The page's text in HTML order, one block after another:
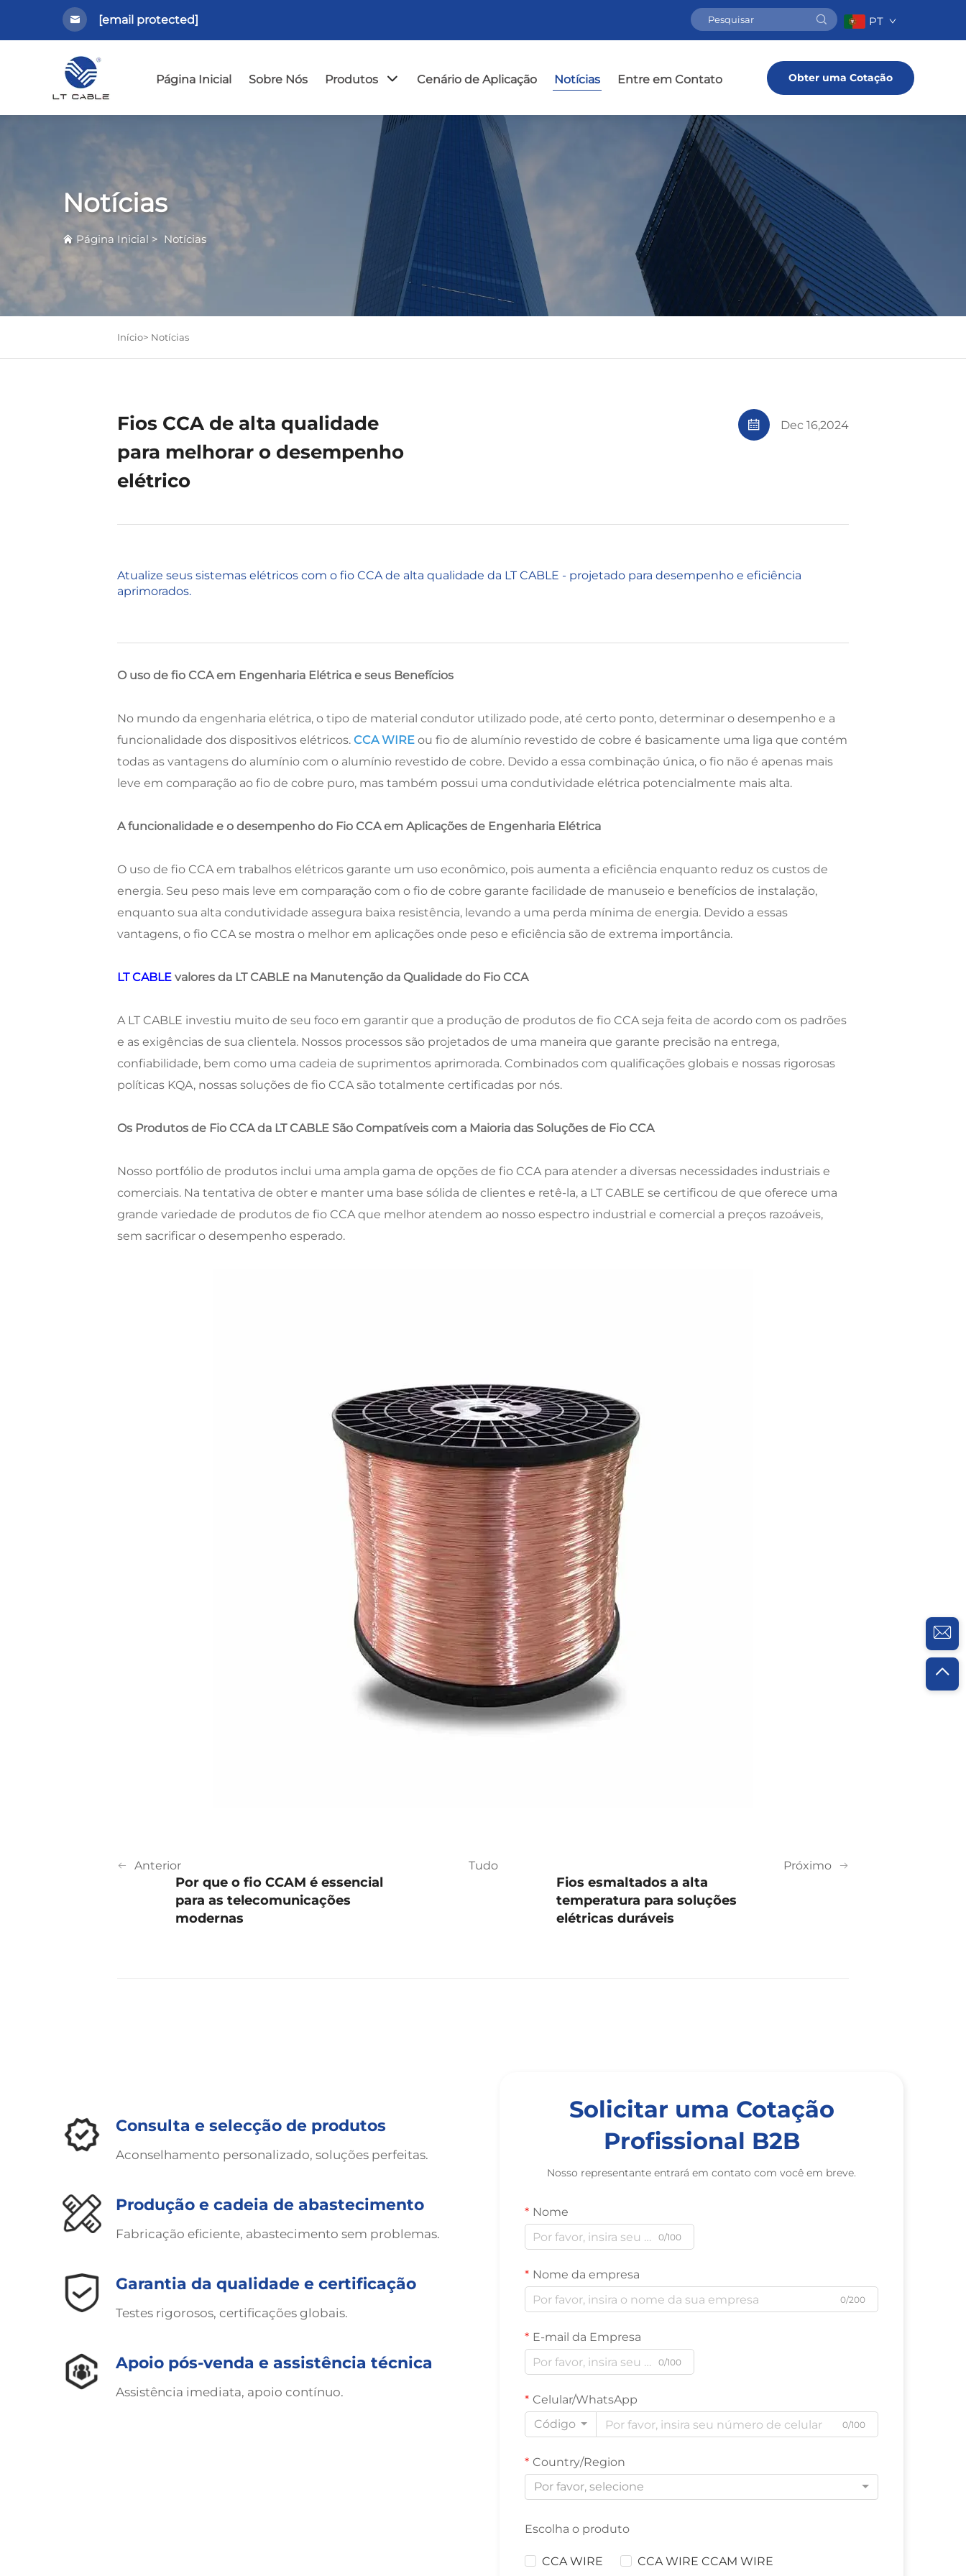
[email protected] PT
Página Inicial Sobre Nós Produtos Cenário de Aplicação Notícias Entre em Contato Obter uma Cotação
Notícias
Página Inicial > Notícias
Início> Notícias
Fios CCA de alta qualidade
para melhorar o desempenho
elétrico
Dec 16,2024
Atualize seus sistemas elétricos com o fio CCA de alta qualidade da LT CABLE - projetado para desempenho e eficiência
aprimorados.
O uso de fio CCA em Engenharia Elétrica e seus Benefícios
No mundo da engenharia elétrica, o tipo de material condutor utilizado pode, até certo ponto, determinar o desempenho e a
funcionalidade dos dispositivos elétricos. CCA WIRE ou fio de alumínio revestido de cobre é basicamente uma liga que contém
todas as vantagens do alumínio com o alumínio revestido de cobre. Devido a essa combinação única, o fio não é apenas mais
leve em comparação ao fio de cobre puro, mas também possui uma condutividade elétrica potencialmente mais alta.
A funcionalidade e o desempenho do Fio CCA em Aplicações de Engenharia Elétrica
O uso de fio CCA em trabalhos elétricos garante um uso econômico, pois aumenta a eficiência enquanto reduz os custos de
energia. Seu peso mais leve em comparação com o fio de cobre garante facilidade de manuseio e benefícios de instalação,
enquanto sua alta condutividade assegura baixa resistência, levando a uma perda mínima de energia. Devido a essas
vantagens, o fio CCA se mostra o melhor em aplicações onde peso e eficiência são de extrema importância.
LT CABLE valores da LT CABLE na Manutenção da Qualidade do Fio CCA
A LT CABLE investiu muito de seu foco em garantir que a produção de produtos de fio CCA seja feita de acordo com os padrões
e as exigências de sua clientela. Nossos processos são projetados de uma maneira que garante precisão na entrega,
confiabilidade, bem como uma cadeia de suprimentos aprimorada. Combinados com qualificações globais e nossas rigorosas
políticas KQA, nossas soluções de fio CCA são totalmente certificadas por nós.
Os Produtos de Fio CCA da LT CABLE São Compatíveis com a Maioria das Soluções de Fio CCA
Nosso portfólio de produtos inclui uma ampla gama de opções de fio CCA para atender a diversas necessidades industriais e
comerciais. Na tentativa de obter e manter uma base sólida de clientes e retê-la, a LT CABLE se certificou de que oferece uma
grande variedade de produtos de fio CCA que melhor atendem ao nosso espectro industrial e comercial a preços razoáveis,
sem sacrificar o desempenho esperado.
Anterior
Por que o fio CCAM é essencial
para as telecomunicações
modernas
Tudo Próximo
Fios esmaltados a alta
temperatura para soluções
elétricas duráveis
Consulta e selecção de produtos
Aconselhamento personalizado, soluções perfeitas.
Produção e cadeia de abastecimento
Fabricação eficiente, abastecimento sem problemas.
Garantia da qualidade e certificação
Testes rigorosos, certificações globais.
Apoio pós-venda e assistência técnica
Assistência imediata, apoio contínuo.
Solicitar uma Cotação
Profissional B2B
Nosso representante entrará em contato com você em breve.
Nome
0/100
Nome da empresa
0/200
E-mail da Empresa
0/100
Celular/WhatsApp
Código
0/100
Country/Region
Por favor, selecione
Escolha o produto
CCA WIRE CCA WIRE CCAM WIRE